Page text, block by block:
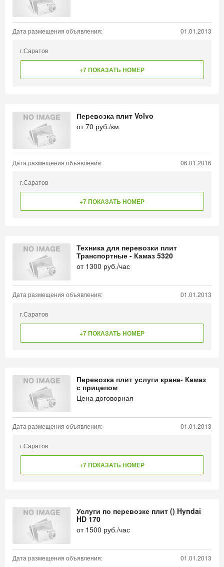
Дата размещения объявления: 01.01.2013
г.Саратов
+7 ПОКАЗАТЬ НОМЕР
Перевозка плит Volvo
от70 руб./км
Дата размещения объявления: 06.01.2016
г.Саратов
+7 ПОКАЗАТЬ НОМЕР
Техника для перевозки плит
Транспортные - Камаз 5320
от 1300 руб./час
Дата размещения объявления: 01.01.2013
г.Саратов
+7 ПОКАЗАТЬ НОМЕР
Перевозка плит услуги крана- Камаз
с прицепом
Цена договорная
Дата размещения объявления: 01.01.2013
г.Саратов
+7 ПОКАЗАТЬ НОМЕР
Услуги по перевозке плит () Hyndai
HD 170
от 1500 руб./час
Дата размещения объявления: 01.01.2013